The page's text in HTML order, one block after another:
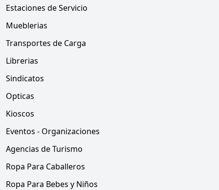
Estaciones de Servicio
Mueblerias
Transportes de Carga
Librerias
Sindicatos
Opticas
Kioscos
Eventos - Organizaciones
Agencias de Turismo
Ropa Para Caballeros
Ropa Para Bebes y Niños